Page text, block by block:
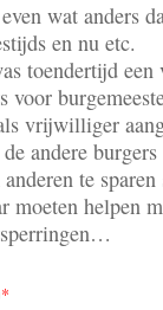
wat anders
en nu etc.
toendertijd een
vrijwilliger
andere
te
moeten helpen
*